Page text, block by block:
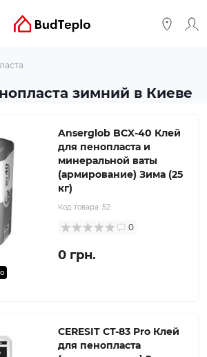
зимний в Киеве
Anserglob BCX-40 Клей
для пенопласта и
минеральной ваты
(армирование) Зима (25
кг)
Код товара: 52
0
0 грн.
CERESIT CT-83 Pro Клей
для пенопласта